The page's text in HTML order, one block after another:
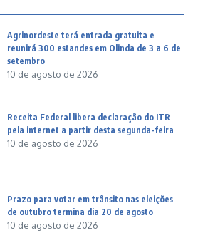
Agrinordeste terá entrada gratuita e
reunirá 300 estandes em Olinda de 3 a 6 de
setembro
10 de agosto de 2026
Receita Federal libera declaração do ITR
pela internet a partir desta segunda-feira
10 de agosto de 2026
Prazo para votar em trânsito nas eleições
de outubro termina dia 20 de agosto
10 de agosto de 2026